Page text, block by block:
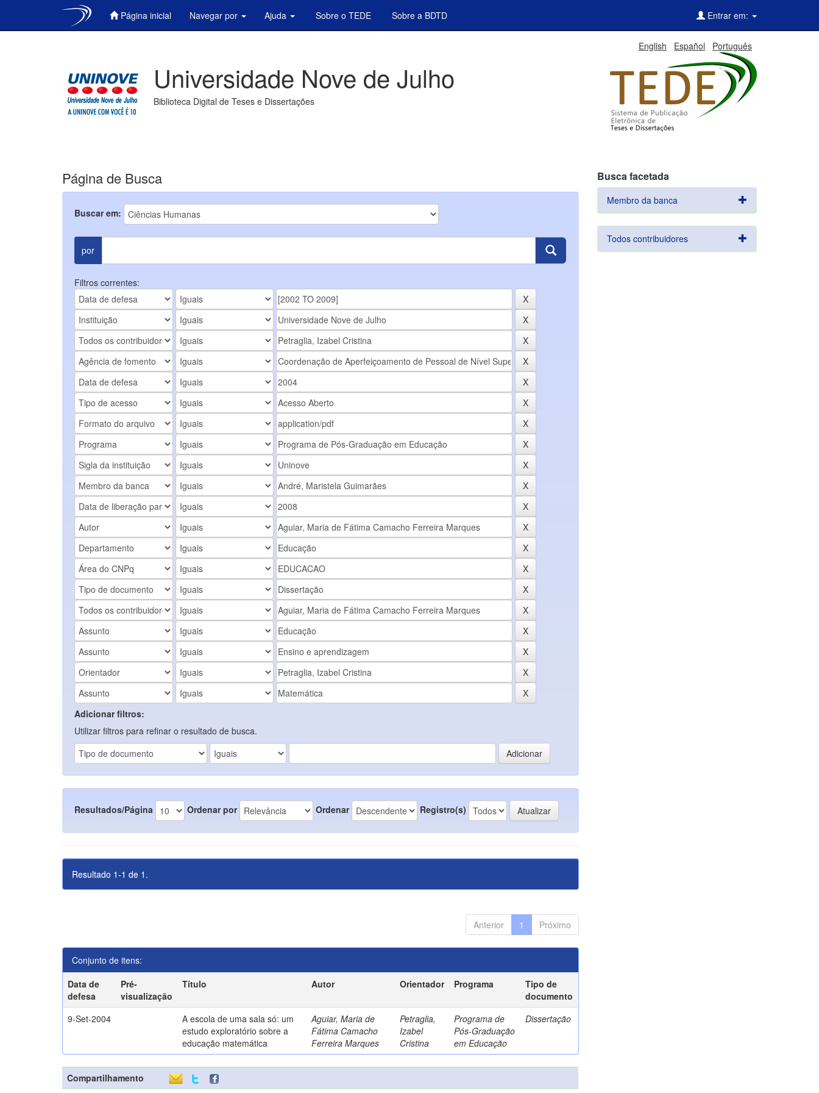
Página inicial Navegar por Ajuda Sobre o TEDE Sobre a BDTD Entrar em:
English Español Português
Universidade Nove de Julho
Biblioteca Digital de Teses e Dissertações
Página de Busca
Buscar em:
por
Filtros correntes:
Adicionar filtros:
Utilizar filtros para refinar o resultado de busca.
Resultados/Página Ordenar por Ordenar Registro(s)
Resultado 1-1 de 1.
Anterior 1 Próximo
Conjunto de itens:
Data de
defesa
Pré-
visualização
Título Autor Orientador Programa
Tipo de
documento
9-Set-2004
A escola de uma sala só: um
estudo exploratório sobre a
educação matemática
Aguiar, Maria de
Fátima Camacho
Ferreira Marques
Petraglia,
Izabel
Cristina
Programa de
Pós-Graduação
em Educação
Dissertação
Compartilhamento
Busca facetada
Membro da banca
Todos contribuidores